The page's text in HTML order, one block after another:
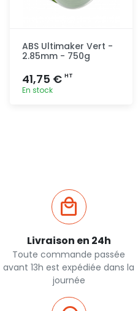
ABS Ultimaker Vert -
2.85mm - 750g
41,75 € HT
En stock
Livraison en 24h
Toute commande passée
avant 13h est expédiée dans la
journée